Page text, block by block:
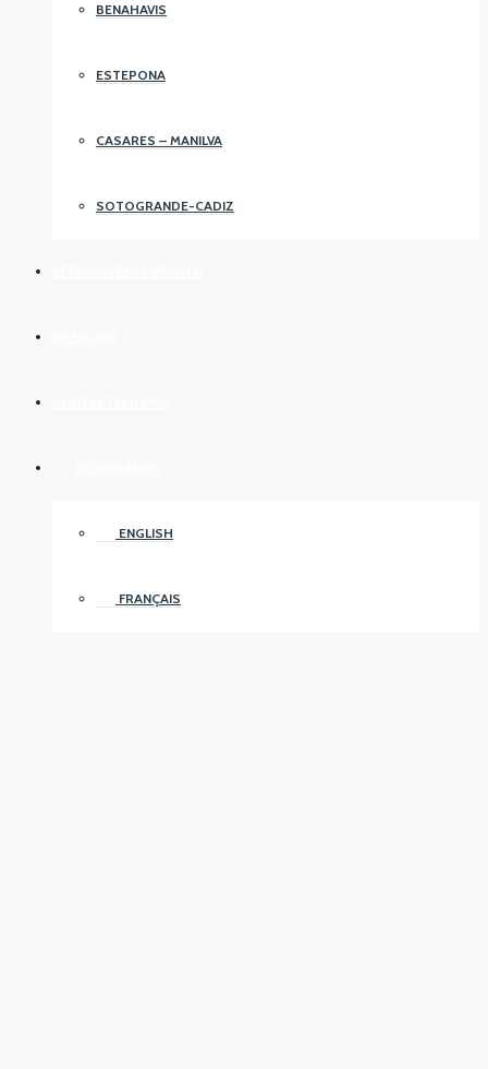
BENAHAVIS
ESTEPONA
CASARES – MANILVA
SOTOGRANDE-CADIZ
ENGLISH
FRANÇAIS